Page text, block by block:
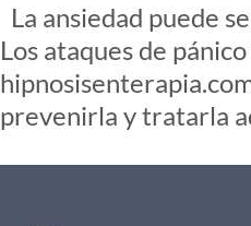
La ansiedad puede
Los ataques de
prevenirla y tratarla